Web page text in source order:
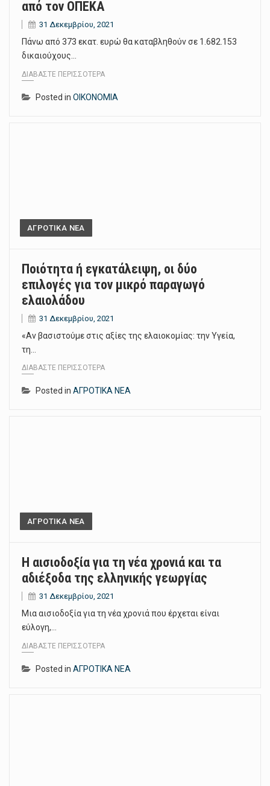
από τον ΟΠΕΚΑ
31 Δεκεμβρίου, 2021
Πάνω από 373 εκατ. ευρώ θα καταβληθούν σε 1.682.153
δικαιούχους…
ΔΙΑΒΆΣΤΕ ΠΕΡΙΣΣΌΤΕΡΑ
Posted in ΟΙΚΟΝΟΜΙΑ
ΑΓΡΟΤΙΚΑ ΝΕΑ
Ποιότητα ή εγκατάλειψη, οι δύο
επιλογές για τον μικρό παραγωγό
ελαιολάδου
31 Δεκεμβρίου, 2021
«Αν βασιστούμε στις αξίες της ελαιοκομίας: την Υγεία,
τη…
ΔΙΑΒΆΣΤΕ ΠΕΡΙΣΣΌΤΕΡΑ
Posted in ΑΓΡΟΤΙΚΑ ΝΕΑ
ΑΓΡΟΤΙΚΑ ΝΕΑ
Η αισιοδοξία για τη νέα χρονιά και τα
αδιέξοδα της ελληνικής γεωργίας
31 Δεκεμβρίου, 2021
Μια αισιοδοξία για τη νέα χρονιά που έρχεται είναι
εύλογη,…
ΔΙΑΒΆΣΤΕ ΠΕΡΙΣΣΌΤΕΡΑ
Posted in ΑΓΡΟΤΙΚΑ ΝΕΑ